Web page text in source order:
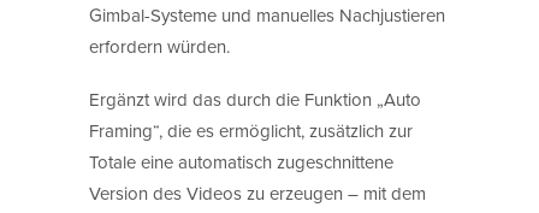
Gimbal-Systeme und manuelles Nachjustieren
erfordern würden.
Ergänzt wird das durch die Funktion „Auto
Framing“, die es ermöglicht, zusätzlich zur
Totale eine automatisch zugeschnittene
Version des Videos zu erzeugen – mit dem